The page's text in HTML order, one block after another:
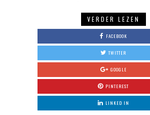
VERDER LEZEN
FACEBOOK
TWITTER
GOOGLE
PINTEREST
LINKED IN